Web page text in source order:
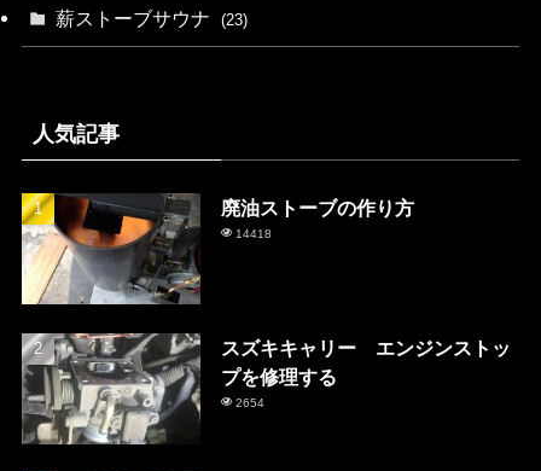
薪ストーブサウナ (23)
人気記事
廃油ストーブの作り方
14418
スズキキャリー エンジンストッ
プを修理する
2654